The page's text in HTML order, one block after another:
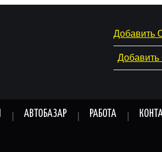
Добавить
АВТОБАЗАР РАБОТА